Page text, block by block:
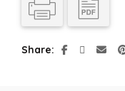
Share